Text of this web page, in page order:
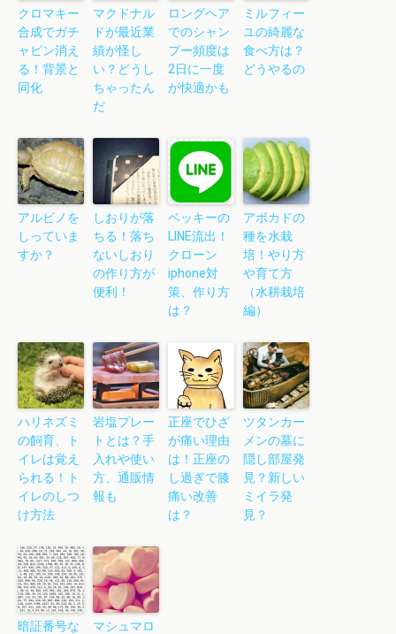
クロマキー
合成でガチ
ャピン消え
る！背景と
同化
マクドナル
ドが最近業
績が怪し
い？どうし
ちゃったん
だ
ロングヘア
でのシャン
プー頻度は
2日に一度
が快適かも
ミルフィー
ユの綺麗な
食べ方は？
どうやるの
アルビノを
しっていま
すか？
しおりが落
ちる！落ち
ないしおり
の作り方が
便利！
ベッキーの
LINE流出！
クローン
iphone対
策、作り方
は？
アボカドの
種を水栽
培！やり方
や育て方
（水耕栽培
編）
ハリネズミ
の飼育、ト
イレは覚え
られる！ト
イレのしつ
け方法
岩塩プレー
トとは？手
入れや使い
方、通販情
報も
正座でひざ
が痛い理由
は！正座の
し過ぎで膝
痛い改善
は？
ツタンカー
メンの墓に
隠し部屋発
見？新しい
ミイラ発
見？
暗証番号な
マシュマロ